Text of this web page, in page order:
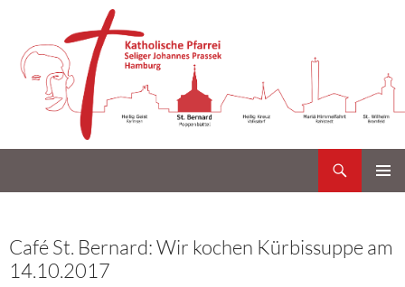
Café St. Bernard: Wir kochen Kürbissuppe am
14.10.2017